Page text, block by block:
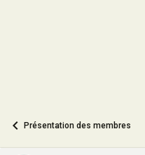
Présentation des membres